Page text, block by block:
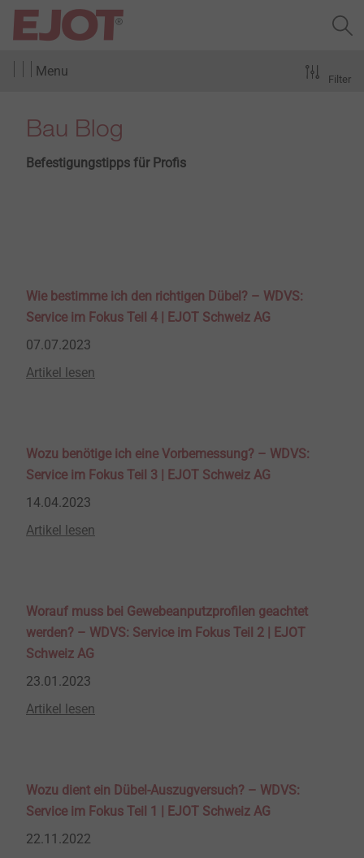
Menu
Bau Blog
Befestigungstipps für Profis
Filter
Wie bestimme ich den richtigen Dübel? – WDVS:
Service im Fokus Teil 4 | EJOT Schweiz AG
07.07.2023
Artikel lesen
Wozu benötige ich eine Vorbemessung? – WDVS:
Service im Fokus Teil 3 | EJOT Schweiz AG
14.04.2023
Artikel lesen
Worauf muss bei Gewebeanputzprofilen geachtet
werden? – WDVS: Service im Fokus Teil 2 | EJOT
Schweiz AG
23.01.2023
Artikel lesen
Wozu dient ein Dübel-Auszugversuch? – WDVS:
Service im Fokus Teil 1 | EJOT Schweiz AG
22.11.2022